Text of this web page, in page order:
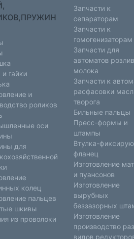
гайки
и
роликов
оси
для
колец
пальцев
шкивы
из проволоки
Запчасти к
сепараторам
Запчасти к
гомогенизаторам
Запчасти для
автоматов
молока
Запчасти к
расфасовки
творога
Бильные пальцы
Пресс-формы и
штампы
Втулка-
фланец
Изготовление
и пуансонов
Изготовление
вырубных
беззазорных
Изготовление
производство
видов